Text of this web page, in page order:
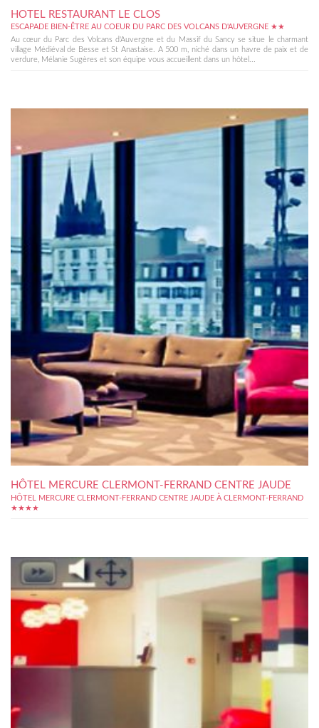
HOTEL RESTAURANT LE CLOS
ESCAPADE BIEN-ÊTRE AU COEUR DU PARC DES VOLCANS D'AUVERGNE ★★
Au cœur du Parc des Volcans d'Auvergne et du Massif du Sancy se situe le charmant
village Médiéval de Besse et St Anastaise. A 500 m, niché dans un havre de paix et de
verdure, Mélanie Sugères et son équipe vous accueillent dans un hôtel...
HÔTEL MERCURE CLERMONT-FERRAND CENTRE JAUDE
HÔTEL MERCURE CLERMONT-FERRAND CENTRE JAUDE À CLERMONT-FERRAND
★★★★